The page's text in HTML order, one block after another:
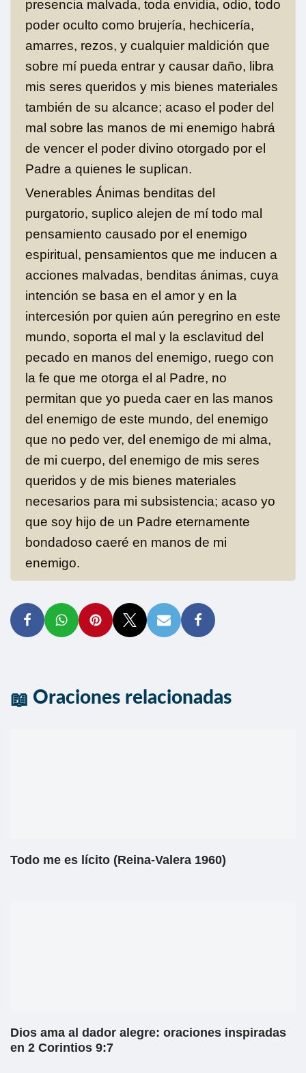
presencia malvada, toda envidia, odio, todo
poder oculto como brujería, hechicería,
amarres, rezos, y cualquier maldición que
sobre mí pueda entrar y causar daño, libra
mis seres queridos y mis bienes materiales
también de su alcance; acaso el poder del
mal sobre las manos de mi enemigo habrá
de vencer el poder divino otorgado por el
Padre a quienes le suplican.
Venerables Ánimas benditas del
purgatorio, suplico alejen de mí todo mal
pensamiento causado por el enemigo
espiritual, pensamientos que me inducen a
acciones malvadas, benditas ánimas, cuya
intención se basa en el amor y en la
intercesión por quien aún peregrino en este
mundo, soporta el mal y la esclavitud del
pecado en manos del enemigo, ruego con
la fe que me otorga el al Padre, no
permitan que yo pueda caer en las manos
del enemigo de este mundo, del enemigo
que no pedo ver, del enemigo de mi alma,
de mi cuerpo, del enemigo de mis seres
queridos y de mis bienes materiales
necesarios para mi subsistencia; acaso yo
que soy hijo de un Padre eternamente
bondadoso caeré en manos de mi
enemigo.
Oraciones relacionadas
Todo me es lícito (Reina-Valera 1960)
Dios ama al dador alegre: oraciones inspiradas
en 2 Corintios 9:7